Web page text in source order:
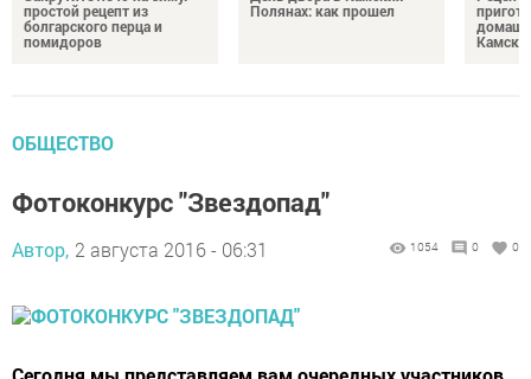
простой рецепт из
болгарского перца и
помидоров
Полянах: как прошел
ОБЩЕСТВО
Фотоконкурс "Звездопад"
Автор, 2 августа 2016 - 06:31 1054 0 0